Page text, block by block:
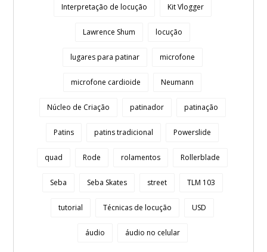
Interpretação de locução Kit Vlogger
Lawrence Shum locução
lugares para patinar microfone
microfone cardioide Neumann
Núcleo de Criação patinador patinação
Patins patins tradicional Powerslide
quad Rode rolamentos Rollerblade
Seba Seba Skates street TLM 103
tutorial Técnicas de locução USD
áudio áudio no celular